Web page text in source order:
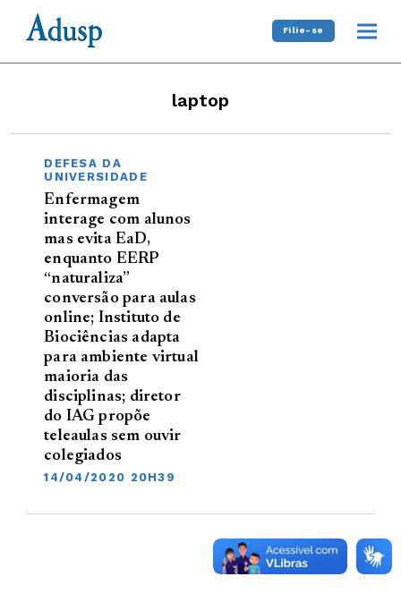
Filie-se
laptop
DEFESA DA
UNIVERSIDADE
Enfermagem
interage com alunos
mas evita EaD,
enquanto EERP
“naturaliza”
conversão para aulas
online; Instituto de
Biociências adapta
para ambiente virtual
maioria das
disciplinas; diretor
do IAG propõe
teleaulas sem ouvir
colegiados
14/04/2020 20H39